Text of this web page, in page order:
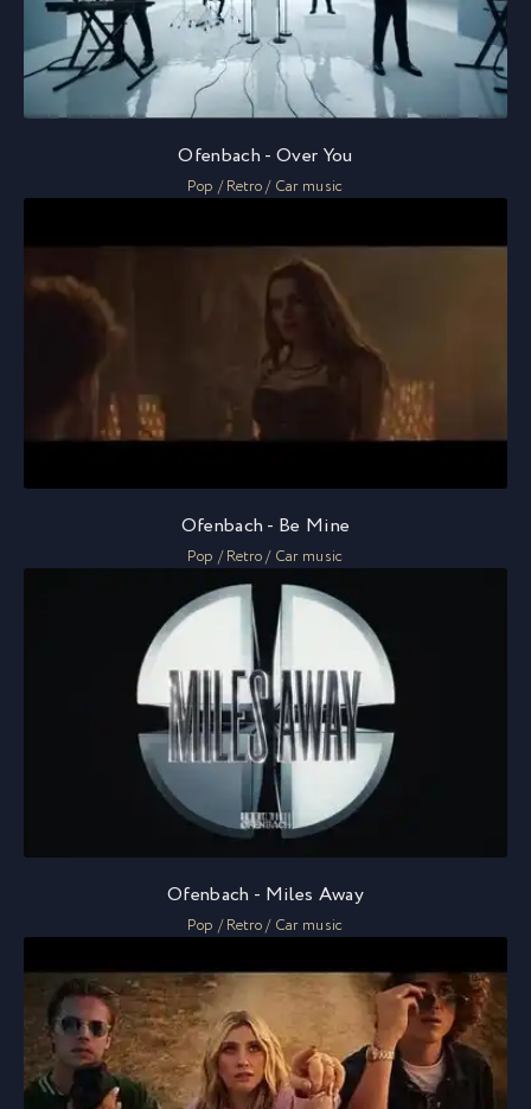
Ofenbach - Over You
Pop / Retro / Car music
Ofenbach - Be Mine
Pop / Retro / Car music
Ofenbach - Miles Away
Pop / Retro / Car music